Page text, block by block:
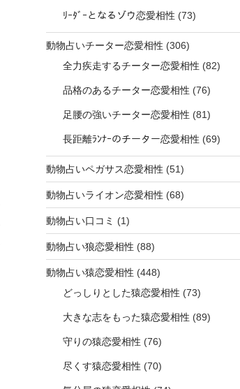
ﾘｰﾀﾞｰとなるゾウ恋愛相性 (73)
動物占いチーター恋愛相性 (306)
全力疾走するチーター恋愛相性 (82)
品格のあるチーター恋愛相性 (76)
足腰の強いチーター恋愛相性 (81)
長距離ﾗﾝﾅｰのチーター恋愛相性 (69)
動物占いペガサス恋愛相性 (51)
動物占いライオン恋愛相性 (68)
動物占い口コミ (1)
動物占い狼恋愛相性 (88)
動物占い猿恋愛相性 (448)
どっしりとした猿恋愛相性 (73)
大きな志をもった猿恋愛相性 (89)
守りの猿恋愛相性 (76)
尽くす猿恋愛相性 (70)